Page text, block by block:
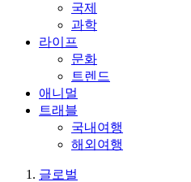
국제
과학
라이프
문화
트렌드
애니멀
트래블
국내여행
해외여행
글로벌